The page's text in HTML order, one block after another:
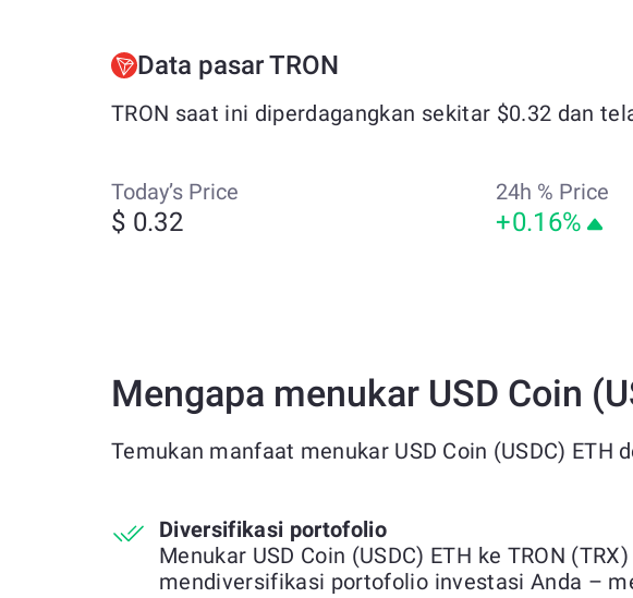
Data pasar TRON
TRON saat ini diperdagangkan sekitar $0.32 dan
Today’s Price
$ 0.32
24h % Price
+0.16%
Mengapa menukar USD Coin
Temukan manfaat menukar USD Coin (USDC) ETH
Diversifikasi portofolio
Menukar USD Coin (USDC) ETH ke TRON
mendiversifikasi portofolio investasi Anda –